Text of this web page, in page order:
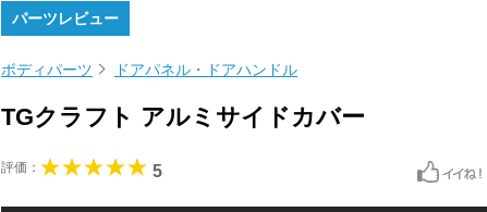
パーツレビュー
ボディパーツ ドアパネル・ドアハンドル
TGクラフト アルミサイドカバー
評価： 5